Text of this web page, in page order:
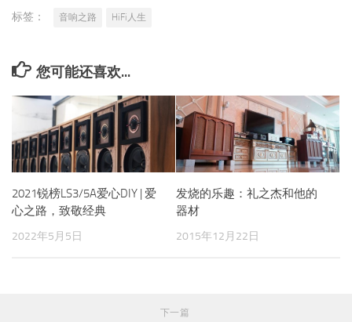
标签： 音响之路 HiFi人生
您可能还喜欢...
2021锐榜LS3/5A爱心DIY | 爱
心之路，致敬经典
2022年5月5日
发烧的乐趣：礼之杰和他的
器材
2015年12月22日
下一篇